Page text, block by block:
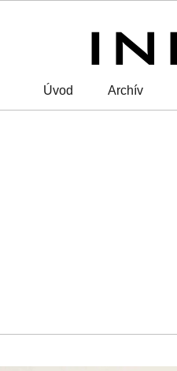
Úvod Archív